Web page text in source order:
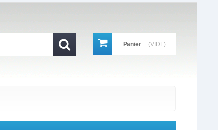
Panier (VIDE)